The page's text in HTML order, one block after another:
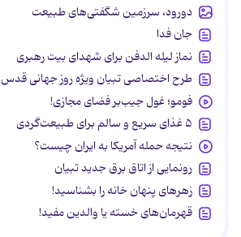
دورود، سرزمین شگفتی‌های طبیعت
جان فدا
نماز لیله الدفن برای شهدای بیت رهبری
طرح اختصاصی تبیان ویژه روز جهانی قدس
فومو؛ غول جیب‌بر فضای مجازی!
۵ غذای سریع و سالم برای طبیعت‌گردی
نتیجه حمله آمریکا به ایران چیست؟
رونمایی از اتاق برق جدید تبیان
زهرهای پنهان خانه را بشناسید!
قهرمان‌های خسته یا والدین مفید!